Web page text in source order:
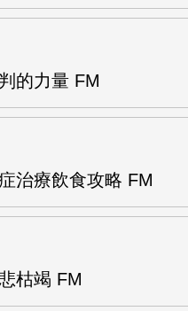
的力量 FM
治療飲食攻略 FM
枯竭 FM